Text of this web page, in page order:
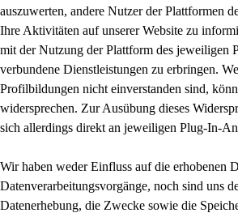
auszuwerten, andere Nutzer der Plattformen
Ihre Aktivitäten auf unserer Website zu
mit der Nutzung der Plattform des jeweiligen
verbundene Dienstleistungen zu erbringen.
Profilbildungen nicht einverstanden sind,
widersprechen. Zur Ausübung dieses
sich allerdings direkt an jeweiligen Plug-In-
Wir haben weder Einfluss auf die erhobenen
Datenverarbeitungsvorgänge, noch sind uns
Datenerhebung, die Zwecke sowie die